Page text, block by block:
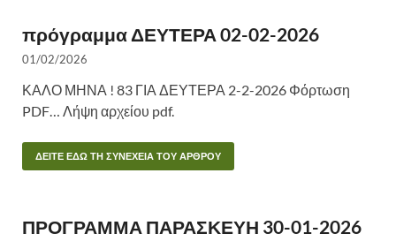
πρόγραμμα ΔΕΥΤΕΡΑ 02-02-2026
01/02/2026
ΚΑΛΟ ΜΗΝΑ ! 83 ΓΙΑ ΔΕΥΤΕΡΑ 2-2-2026 Φόρτωση
PDF… Λήψη αρχείου pdf.
ΔΕΙΤΕ ΕΔΩ ΤΗ ΣΥΝΕΧΕΙΑ ΤΟΥ ΑΡΘΡΟΥ
ΠΡΟΓΡΑΜΜΑ ΠΑΡΑΣΚΕΥΗ 30-01-2026